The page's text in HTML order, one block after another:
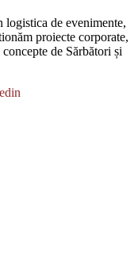
logistica de evenimente,
proiecte corporate,
de Sărbători și